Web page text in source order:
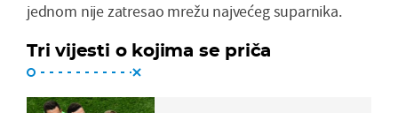
jednom nije zatresao mrežu najvećeg suparnika.
Tri vijesti o kojima se priča